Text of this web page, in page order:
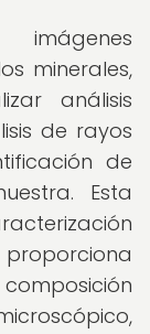
minerales,
análisis
de rayos
de
Esta